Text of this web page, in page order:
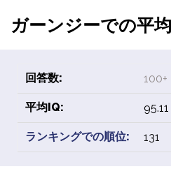
ガーンジーでの平
回答数: 100+
平均IQ: 95.11
ランキングでの順位: 131